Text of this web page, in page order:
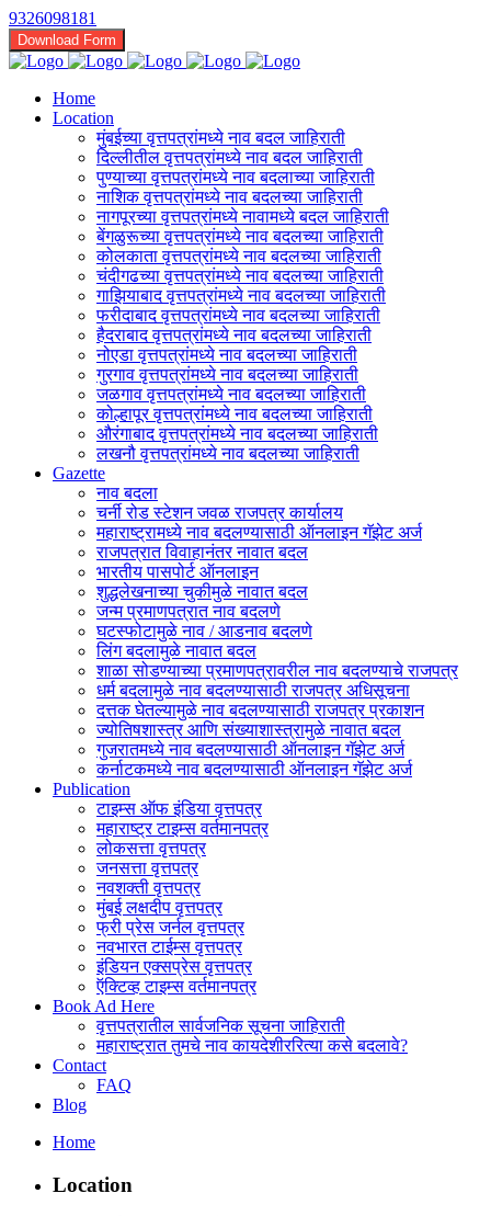
9326098181
Download Form
Home
Location
मुंबईच्या वृत्तपत्रांमध्ये नाव बदल जाहिराती
दिल्लीतील वृत्तपत्रांमध्ये नाव बदल जाहिराती
पुण्याच्या वृत्तपत्रांमध्ये नाव बदलाच्या जाहिराती
नाशिक वृत्तपत्रांमध्ये नाव बदलच्या जाहिराती
नागपूरच्या वृत्तपत्रांमध्ये नावामध्ये बदल जाहिराती
बेंगळुरूच्या वृत्तपत्रांमध्ये नाव बदलच्या जाहिराती
कोलकाता वृत्तपत्रांमध्ये नाव बदलच्या जाहिराती
चंदीगढच्या वृत्तपत्रांमध्ये नाव बदलच्या जाहिराती
गाझियाबाद वृत्तपत्रांमध्ये नाव बदलच्या जाहिराती
फरीदाबाद वृत्तपत्रांमध्ये नाव बदलच्या जाहिराती
हैदराबाद वृत्तपत्रांमध्ये नाव बदलच्या जाहिराती
नोएडा वृत्तपत्रांमध्ये नाव बदलच्या जाहिराती
गुरगाव वृत्तपत्रांमध्ये नाव बदलच्या जाहिराती
जळगाव वृत्तपत्रांमध्ये नाव बदलच्या जाहिराती
कोल्हापूर वृत्तपत्रांमध्ये नाव बदलच्या जाहिराती
औरंगाबाद वृत्तपत्रांमध्ये नाव बदलच्या जाहिराती
लखनौ वृत्तपत्रांमध्ये नाव बदलच्या जाहिराती
Gazette
नाव बदला
चर्नी रोड स्टेशन जवळ राजपत्र कार्यालय
महाराष्ट्रामध्ये नाव बदलण्यासाठी ऑनलाइन गॅझेट अर्ज
राजपत्रात विवाहानंतर नावात बदल
भारतीय पासपोर्ट ऑनलाइन
शुद्धलेखनाच्या चुकीमुळे नावात बदल
जन्म प्रमाणपत्रात नाव बदलणे
घटस्फोटामुळे नाव / आडनाव बदलणे
लिंग बदलामुळे नावात बदल
शाळा सोडण्याच्या प्रमाणपत्रावरील नाव बदलण्याचे राजपत्र
धर्म बदलामुळे नाव बदलण्यासाठी राजपत्र अधिसूचना
दत्तक घेतल्यामुळे नाव बदलण्यासाठी राजपत्र प्रकाशन
ज्योतिषशास्त्र आणि संख्याशास्त्रामुळे नावात बदल
गुजरातमध्ये नाव बदलण्यासाठी ऑनलाइन गॅझेट अर्ज
कर्नाटकमध्ये नाव बदलण्यासाठी ऑनलाइन गॅझेट अर्ज
Publication
टाइम्स ऑफ इंडिया वृत्तपत्र
महाराष्ट्र टाइम्स वर्तमानपत्र
लोकसत्ता वृत्तपत्र
जनसत्ता वृत्तपत्र
नवशक्ती वृत्तपत्र
मुंबई लक्षदीप वृत्तपत्र
फ्री प्रेस जर्नल वृत्तपत्र
नवभारत टाईम्स वृत्तपत्र
इंडियन एक्सप्रेस वृत्तपत्र
ऍक्टिव्ह टाइम्स वर्तमानपत्र
Book Ad Here
वृत्तपत्रातील सार्वजनिक सूचना जाहिराती
महाराष्ट्रात तुमचे नाव कायदेशीररित्या कसे बदलावे?
Contact
FAQ
Blog
Home
Location